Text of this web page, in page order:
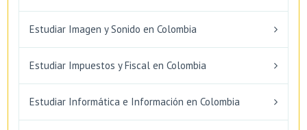
Estudiar Imagen y Sonido en Colombia
Estudiar Impuestos y Fiscal en Colombia
Estudiar Informática e Información en Colombia